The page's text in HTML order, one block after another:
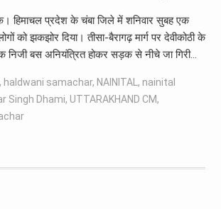
हिमाचल प्रदेश के चंबा जिले में शनिवार सुबह एक
को झकझोर दिया। तीसा-बैरागढ़ मार्ग पर देवीकोठी के
निजी बस अनियंत्रित होकर सड़क से नीचे जा गिरी…
, haldwani samachar, NAINITAL , nainital
Singh Dhami, UTTARAKHAND CM,